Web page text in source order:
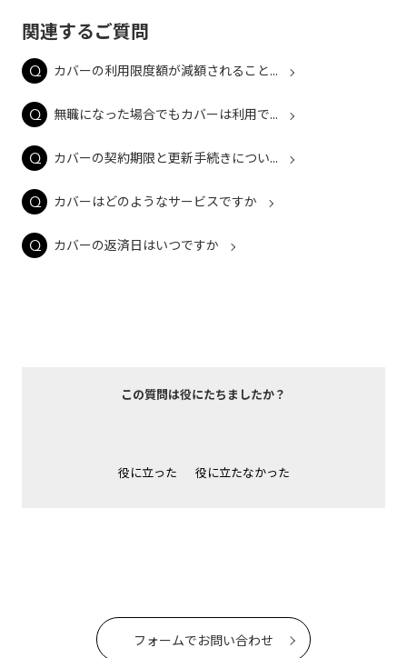
関連するご質問
カバーの利用限度額が減額されること...
無職になった場合でもカバーは利用で...
カバーの契約期限と更新手続きについ...
カバーはどのようなサービスですか
カバーの返済日はいつですか
この質問は役にたちましたか？
役に立った 役に立たなかった
フォームでお問い合わせ